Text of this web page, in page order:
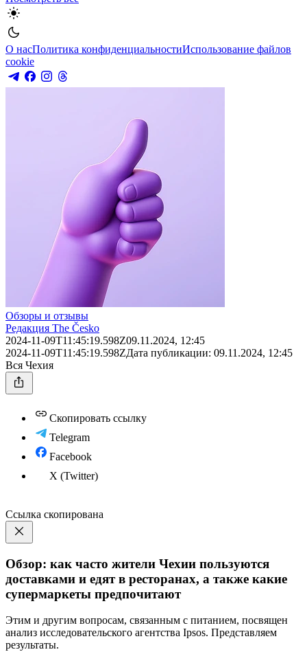
О насПолитика конфиденциальностиИспользование файлов
cookie
Обзоры и отзывы
Редакция The Česko
2024-11-09T11:45:19.598Z09.11.2024, 12:45
2024-11-09T11:45:19.598ZДата публикации: 09.11.2024, 12:45
Вся Чехия
Скопировать ссылку
Telegram
Facebook
X (Twitter)
Ссылка скопирована
Обзор: как часто жители Чехии пользуются
доставками и едят в ресторанах, а также какие
супермаркеты предпочитают
Этим и другим вопросам, связанным с питанием, посвящен
анализ исследовательского агентства Ipsos. Представляем
результаты.